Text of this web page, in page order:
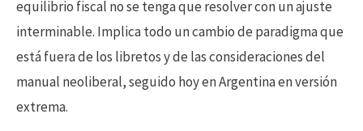
equilibrio fiscal no se tenga que resolver con un ajuste
interminable. Implica todo un cambio de paradigma que
está fuera de los libretos y de las consideraciones del
manual neoliberal, seguido hoy en Argentina en versión
extrema.